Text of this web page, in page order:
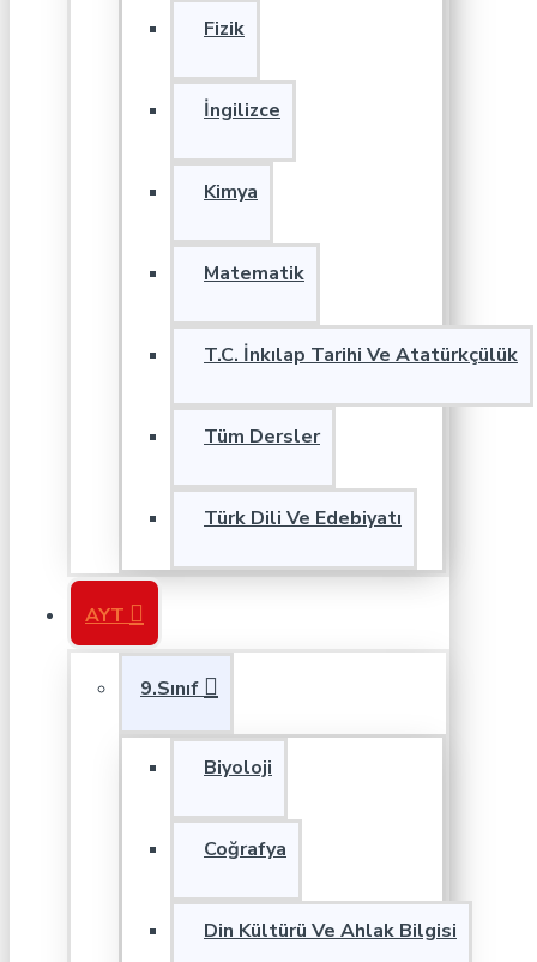
Fizik
İngilizce
Kimya
Matematik
T.C. İnkılap Tarihi Ve Atatürkçülük
Tüm Dersler
Türk Dili Ve Edebiyatı
AYT
9.Sınıf
Biyoloji
Coğrafya
Din Kültürü Ve Ahlak Bilgisi